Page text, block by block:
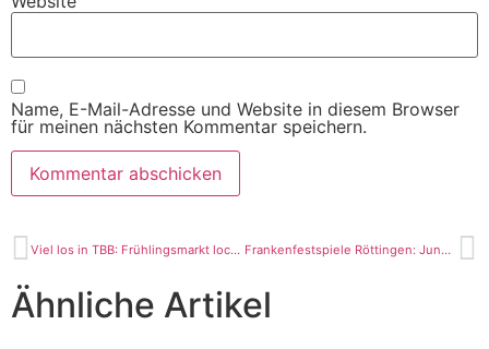
Name, E-Mail-Adresse und Website in diesem Browser
für meinen nächsten Kommentar speichern.
Viel los in TBB: Frühlingsmarkt lockt tausende Besucher an Frankenfestspiele Röttingen: Junges Theater und weitere Highlights
Ähnliche Artikel